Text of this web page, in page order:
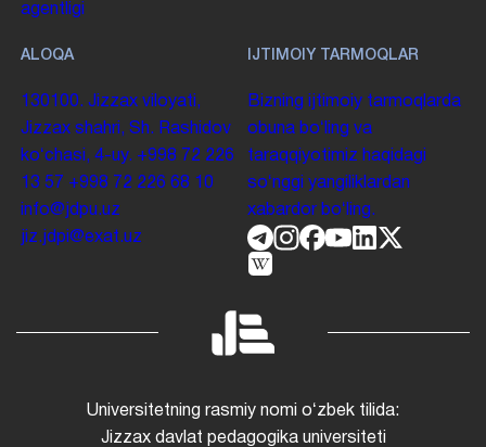
agentligi
ALOQA
130100. Jizzax viloyati,
Jizzax shahri, Sh. Rashidov
koʻchasi, 4-uy. +998 72 226
13 57 +998 72 226 68 10
info@jdpu.uz
jiz.jdpi@exat.uz
IJTIMOIY TARMOQLAR
Bizning ijtimoiy tarmoqlarda
obuna boʻling va
taraqqiyotimiz haqidagi
soʻnggi yangiliklardan
xabardor boʻling.
Universitetning rasmiy nomi oʻzbek tilida:
Jizzax davlat pedagogika universiteti